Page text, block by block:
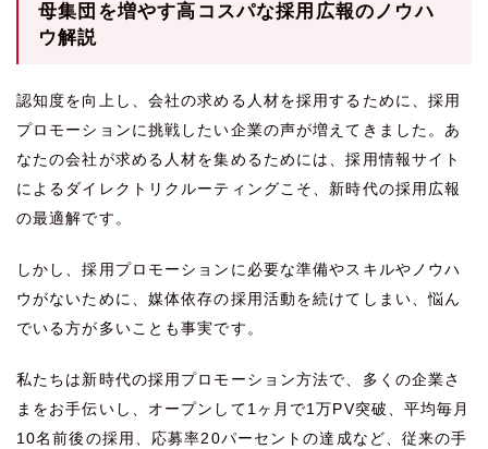
母集団を増やす高コスパな採用広報のノウハ
ウ解説
認知度を向上し、会社の求める人材を採用するために、採用
プロモーションに挑戦したい企業の声が増えてきました。あ
なたの会社が求める人材を集めるためには、採用情報サイト
によるダイレクトリクルーティングこそ、新時代の採用広報
の最適解です。
しかし、採用プロモーションに必要な準備やスキルやノウハ
ウがないために、媒体依存の採用活動を続けてしまい、悩ん
でいる方が多いことも事実です。
私たちは新時代の採用プロモーション方法で、多くの企業さ
まをお手伝いし、オープンして1ヶ月で1万PV突破、平均毎月
10名前後の採用、応募率20パーセントの達成など、従来の手